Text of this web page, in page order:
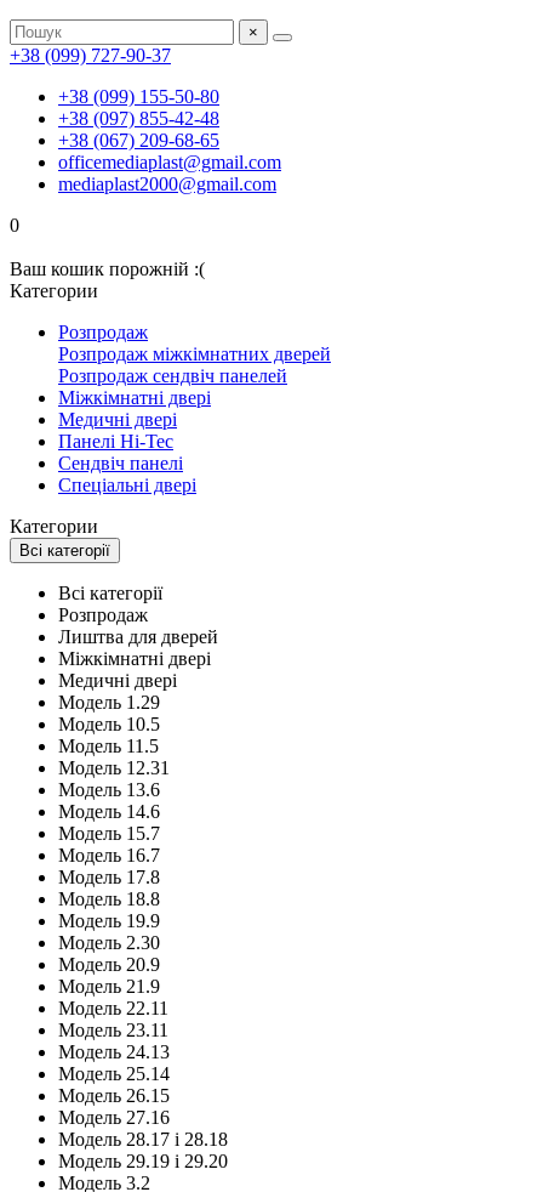
×
+38 (099) 727-90-37
+38 (099) 155-50-80
+38 (097) 855-42-48
+38 (067) 209-68-65
officemediaplast@gmail.com
mediaplast2000@gmail.com
0
Ваш кошик порожній :(
Категории
Розпродаж
Розпродаж міжкімнатних дверей
Розпродаж сендвіч панелей
Міжкімнатні двері
Медичні двері
Панелі Hi-Tec
Сендвіч панелі
Спеціальні двері
Категории
Всі категорії
Всі категорії
Розпродаж
Лиштва для дверей
Міжкімнатні двері
Медичні двері
Модель 1.29
Модель 10.5
Модель 11.5
Модель 12.31
Модель 13.6
Модель 14.6
Модель 15.7
Модель 16.7
Модель 17.8
Модель 18.8
Модель 19.9
Модель 2.30
Модель 20.9
Модель 21.9
Модель 22.11
Модель 23.11
Модель 24.13
Модель 25.14
Модель 26.15
Модель 27.16
Модель 28.17 і 28.18
Модель 29.19 і 29.20
Модель 3.2